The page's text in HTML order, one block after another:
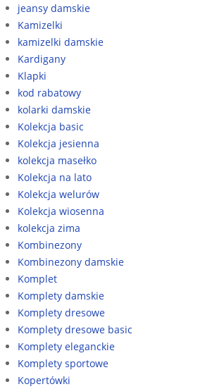
jeansy damskie
Kamizelki
kamizelki damskie
Kardigany
Klapki
kod rabatowy
kolarki damskie
Kolekcja basic
Kolekcja jesienna
kolekcja masełko
Kolekcja na lato
Kolekcja welurów
Kolekcja wiosenna
kolekcja zima
Kombinezony
Kombinezony damskie
Komplet
Komplety damskie
Komplety dresowe
Komplety dresowe basic
Komplety eleganckie
Komplety sportowe
Kopertówki